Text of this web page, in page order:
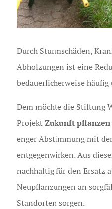
Durch Sturmschäden,
Abholzungen ist eine
bedauerlicherweise häufig
Dem möchte die Stiftung
Projekt Zukunft pflanzen
enger Abstimmung mit
entgegenwirken. Aus
nachhaltig für den Ersatz
Neupflanzungen an
Standorten sorgen.